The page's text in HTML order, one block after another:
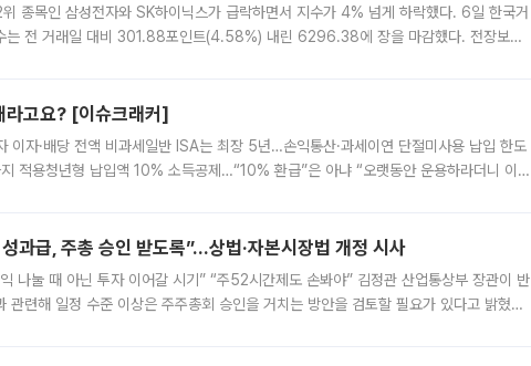
종목인 삼성전자와 SK하이닉스가 급락하면서 지수가 4% 넘게 하락했다. 6일 한국거
는 전 거래일 대비 301.88포인트(4.58%) 내린 6296.38에 장을 마감했다. 전장보다
고요? [이슈크래커]
이자·배당 전액 비과세일반 ISA는 최장 5년…손익통산·과세이연 단절미사용 납입 한도
적용청년형 납입액 10% 소득공제…“10% 환급”은 아냐 “오랫동안 운용하라더니 이제
과급, 주총 승인 받도록”…상법·자본시장법 개정 시사
나눌 때 아닌 투자 이어갈 시기” “주52시간제도 손봐야” 김정관 산업통상부 장관이 반
관련해 일정 수준 이상은 주주총회 승인을 거치는 방안을 검토할 필요가 있다고 밝혔다.